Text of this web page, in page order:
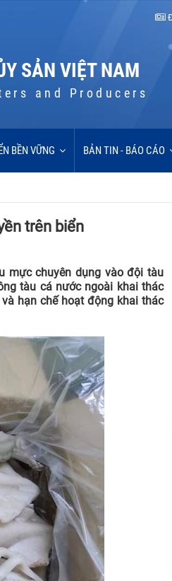
SẢN VIỆT NAM
and Producers
BỀN VỮNG BẢN TIN - BÁO CÁO
trên biển
mực chuyên dụng vào đội tàu
tàu cá nước ngoài khai thác
hạn chế hoạt động khai thác